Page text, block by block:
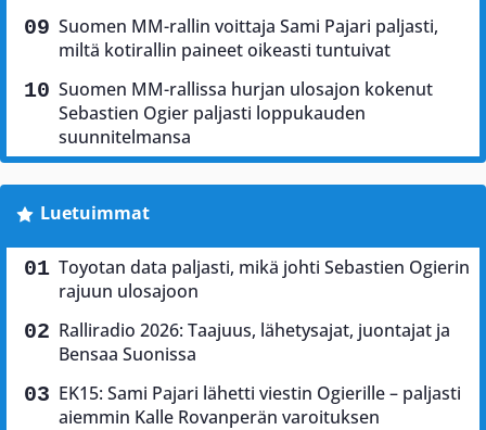
Suomen MM-rallin voittaja Sami Pajari paljasti,
miltä kotirallin paineet oikeasti tuntuivat
Suomen MM-rallissa hurjan ulosajon kokenut
Sebastien Ogier paljasti loppukauden
suunnitelmansa
Luetuimmat
Toyotan data paljasti, mikä johti Sebastien Ogierin
rajuun ulosajoon
Ralliradio 2026: Taajuus, lähetysajat, juontajat ja
Bensaa Suonissa
EK15: Sami Pajari lähetti viestin Ogierille – paljasti
aiemmin Kalle Rovanperän varoituksen